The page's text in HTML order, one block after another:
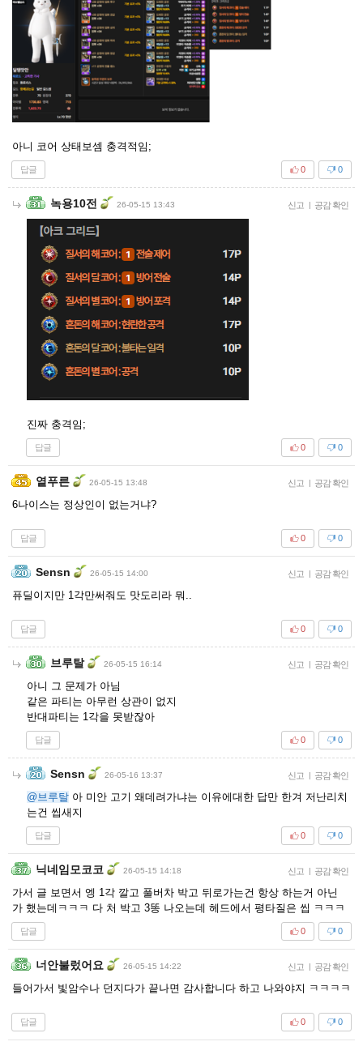
아니 코어 상태보셈 충격적임;
답글 0
0
녹용10전 26-05-15 13:43 신고 | 공감 확인
진짜 충격임;
답글 0
0
옅푸른 26-05-15 13:48 신고 | 공감 확인
6나이스는 정상인이 없는거냐?
답글 0
0
Sensn 26-05-15 14:00 신고 | 공감 확인
퓨딜이지만 1각만써줘도 맛도리라 뭐..
답글 0
0
브루탈 26-05-15 16:14 신고 | 공감 확인
아니 그 문제가 아님
같은 파티는 아무런 상관이 없지
반대파티는 1각을 못받잖아
답글 0
0
Sensn 26-05-16 13:37 신고 | 공감 확인
@브루탈 아 미안 고기 왜데려가냐는 이유에대한 답만 한겨 저난리치
는건 씹새지
답글 0
0
닉네임모코코 26-05-15 14:18 신고 | 공감 확인
가서 글 보면서 엥 1각 깔고 풀버차 박고 뒤로가는건 항상 하는거 아닌
가 했는데ㅋㅋㅋ 다 처 박고 3똥 나오는데 헤드에서 평타질은 씹 ㅋㅋㅋ
답글 0
0
너안불렀어요 26-05-15 14:22 신고 | 공감 확인
들어가서 빛암수나 던지다가 끝나면 감사합니다 하고 나와야지 ㅋㅋㅋㅋ
답글 0
0